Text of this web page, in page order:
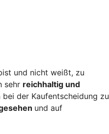
und nicht weißt, zu
sehr reichhaltig und
der Kaufentscheidung zu
und auf